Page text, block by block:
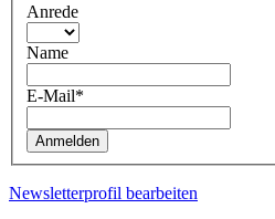
Anrede
Name
E-Mail*
Anmelden
Newsletterprofil bearbeiten